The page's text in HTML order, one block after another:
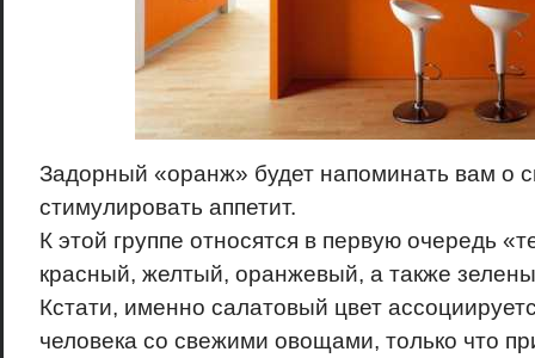
Задорный «оранж» будет напоминать вам о
стимулировать аппетит.
К этой группе относятся в первую очередь
красный, желтый, оранжевый, а также
Кстати, именно салатовый цвет
человека со свежими овощами, только что